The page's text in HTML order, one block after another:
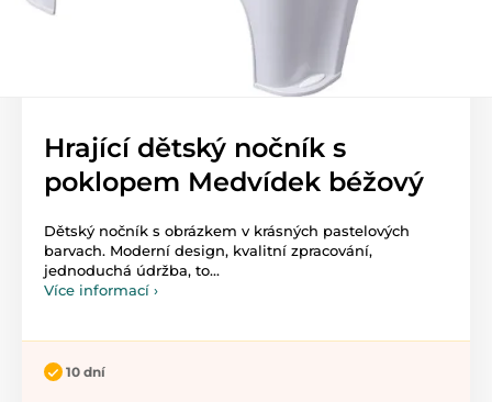
Hrající dětský nočník s
poklopem Medvídek béžový
Dětský nočník s obrázkem v krásných pastelových
barvach. Moderní design, kvalitní zpracování,
jednoduchá údržba, to...
Více informací ›
10 dní